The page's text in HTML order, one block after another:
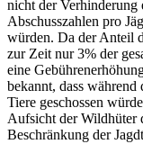
nicht der Verhinderung
Abschusszahlen pro
würden. Da der Anteil
zur Zeit nur 3% der
eine
bekannt, dass
Tiere geschossen
Aufsicht der Wildhüter
Beschränkung der